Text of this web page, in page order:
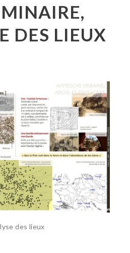
DES LIEUX
des lieux